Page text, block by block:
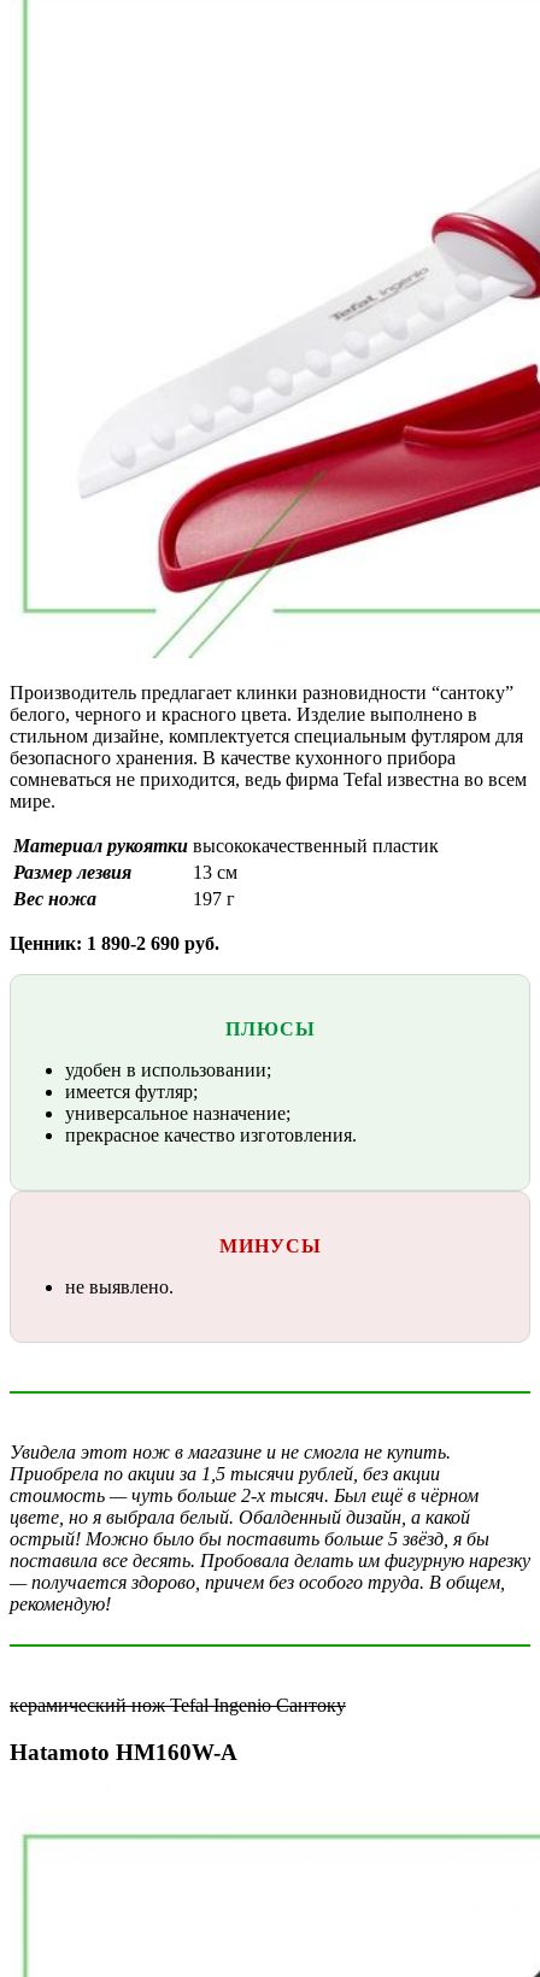
Производитель предлагает клинки разновидности “сантоку”
белого, черного и красного цвета. Изделие выполнено в
стильном дизайне, комплектуется специальным футляром для
безопасного хранения. В качестве кухонного прибора
сомневаться не приходится, ведь фирма Tefal известна во всем
мире.
Материал рукоятки высококачественный пластик
Размер лезвия
13 см
Вес ножа
197 г
Ценник: 1 890-2 690 руб.
ПЛЮСЫ
удобен в использовании;
имеется футляр;
универсальное назначение;
прекрасное качество изготовления.
МИНУСЫ
не выявлено.
Увидела этот нож в магазине и не смогла не купить.
Приобрела по акции за 1,5 тысячи рублей, без акции
стоимость — чуть больше 2-х тысяч. Был ещё в чёрном
цвете, но я выбрала белый. Обалденный дизайн, а какой
острый! Можно было бы поставить больше 5 звёзд, я бы
поставила все десять. Пробовала делать им фигурную нарезку
— получается здорово, причем без особого труда. В общем,
рекомендую!
керамический нож Tefal Ingenio Сантоку
Hatamoto HM160W-A